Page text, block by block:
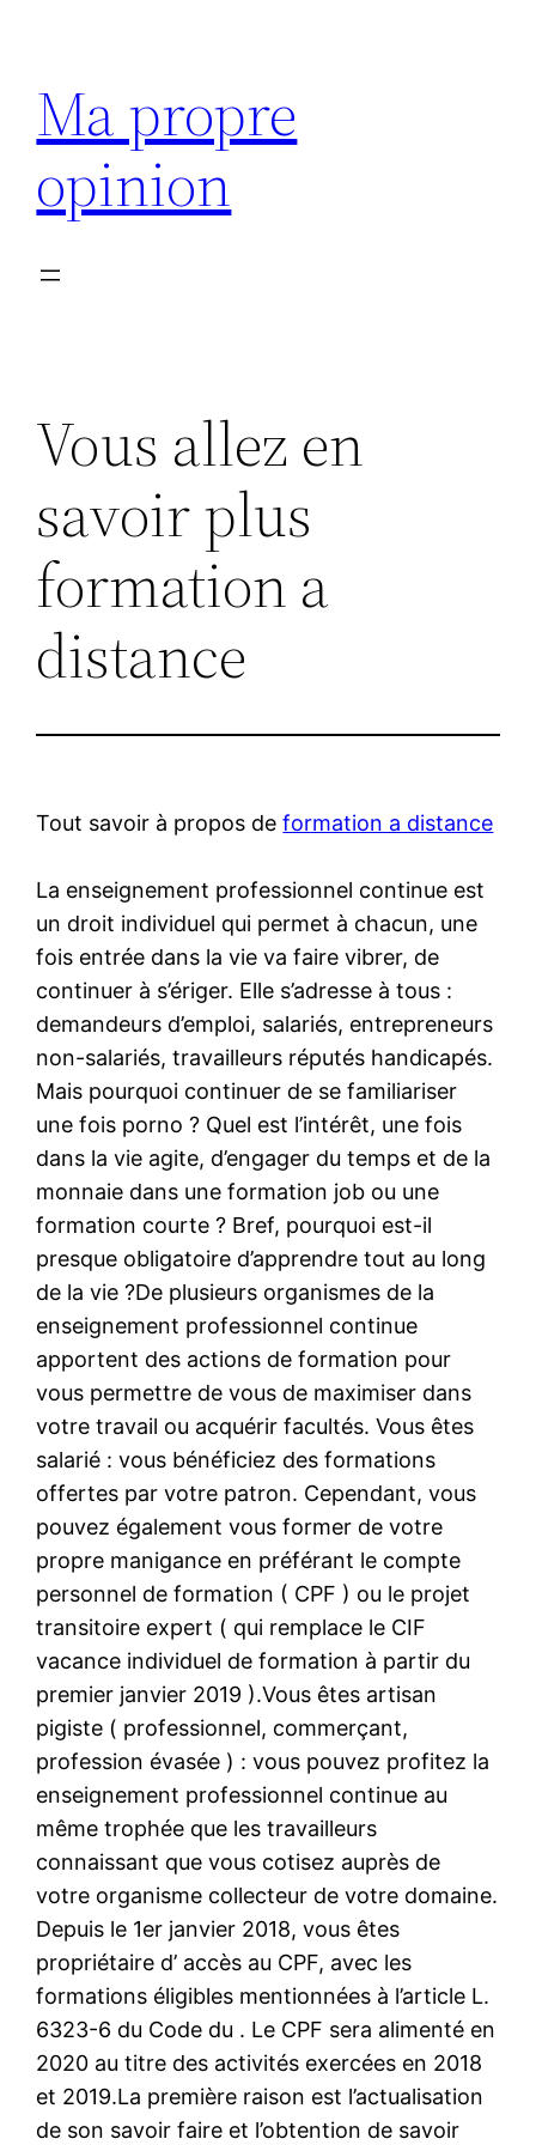
contenu
Ma propre
opinion
Vous allez en
savoir plus
formation a
distance
Tout savoir à propos deformation a distance
La enseignement professionnel continue est
un droit individuel qui permet à chacun, une
fois entrée dans la vie va faire vibrer, de
continuer à s’ériger. Elle s’adresse à tous :
demandeurs d’emploi, salariés, entrepreneurs
non-salariés, travailleurs réputés handicapés.
Mais pourquoi continuer de se familiariser
une fois porno ? Quel est l’intérêt, une fois
dans la vie agite, d’engager du temps et de la
monnaie dans une formation job ou une
formation courte ? Bref, pourquoi est-il
presque obligatoire d’apprendre tout au long
de la vie ?De plusieurs organismes de la
enseignement professionnel continue
apportent des actions de formation pour
vous permettre de vous de maximiser dans
votre travail ou acquérir facultés. Vous êtes
salarié : vous bénéficiez des formations
offertes par votre patron. Cependant, vous
pouvez également vous former de votre
propre manigance en préférant le compte
personnel de formation ( CPF ) ou le projet
transitoire expert ( qui remplace le CIF
vacance individuel de formation à partir du
premier janvier 2019 ).Vous êtes artisan
pigiste ( professionnel, commerçant,
profession évasée ) : vous pouvez profitez la
enseignement professionnel continue au
même trophée que les travailleurs
connaissant que vous cotisez auprès de
votre organisme collecteur de votre domaine.
Depuis le 1er janvier 2018, vous êtes
propriétaire d’ accès au CPF, avec les
formations éligibles mentionnées à l’article L.
6323-6 du Code du . Le CPF sera alimenté en
2020 au titre des activités exercées en 2018
et 2019.La première raison est l’actualisation
de son savoir faire et l’obtention de savoir